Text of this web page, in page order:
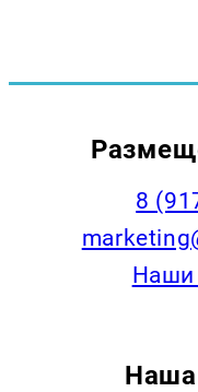
8
Наша